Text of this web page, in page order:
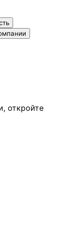
откройте